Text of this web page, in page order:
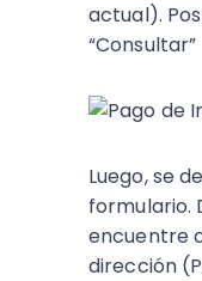
actual).
“Consultar”
Luego, se
formulario.
encuentre
dirección